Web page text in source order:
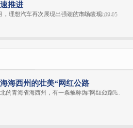
推进
，理想汽车再次展现出强劲的市场表现，...
2025-06-02 14:09:05
海西州的壮美“网红公路
的青海省海西州，有一条被称为“网红公路”...
2024-06-04 20:31:06